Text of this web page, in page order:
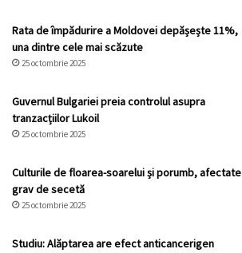
Rata de împădurire a Moldovei depășește 11%,
una dintre cele mai scăzute
25 octombrie 2025
Guvernul Bulgariei preia controlul asupra
tranzacțiilor Lukoil
25 octombrie 2025
Culturile de floarea-soarelui și porumb, afectate
grav de secetă
25 octombrie 2025
Studiu: Alăptarea are efect anticancerigen